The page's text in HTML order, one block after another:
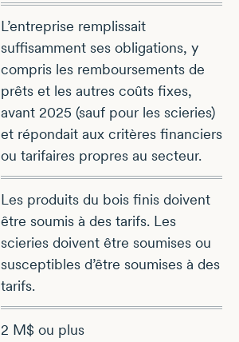
L’entreprise remplissait
suffisamment ses obligations, y
compris les remboursements de
prêts et les autres coûts fixes,
avant 2025 (sauf pour les scieries)
et répondait aux critères financiers
ou tarifaires propres au secteur.
Les produits du bois finis doivent
être soumis à des tarifs. Les
scieries doivent être soumises ou
susceptibles d’être soumises à des
tarifs.
2 M$ ou plus